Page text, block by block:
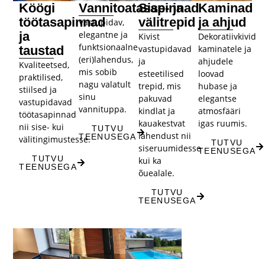
Köögi
töötasapinnad
ja
taustad
Kvaliteetsed,
praktilised,
stiilsed ja
vastupidavad
töötasapinnad
nii sise- kui
välitingimustesse.
TUTVU
TEENUSEGA
Vannitoatasapinnad
Vastupidav,
elegantne ja
funktsionaalne
(eri)lahendus,
mis sobib
nagu valatult
sinu
vannituppa.
TUTVU
TEENUSEGA
Sise- ja
välitrepid​
Kivist
vastupidavad
ja
esteetilised
trepid, mis
pakuvad
kindlat ja
kauakestvat
lahendust nii
siseruumidesse
kui ka
õuealale.
TUTVU
TEENUSEGA
Kaminad
ja ahjud
Dekoratiivkivid
kaminatele ja
ahjudele
loovad
hubase ja
elegantse
atmosfääri
igas ruumis.
TUTVU
TEENUSEGA